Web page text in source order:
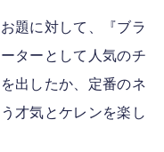
題に対して、『ブラ
ターとして人気のチ
出したか、定番のネ
才気とケレンを楽し